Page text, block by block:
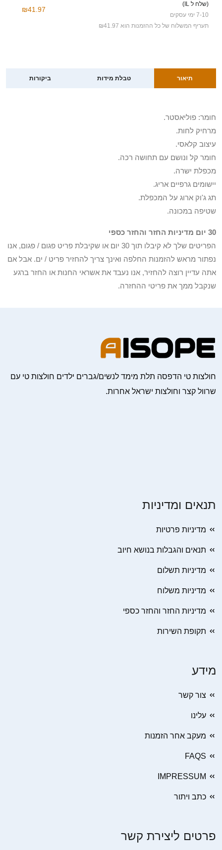
(שלח ל IL)
7-10 ימי עסקים
תעריף המשלוח של כל ההזמנות הוא ₪41.97
₪41.97
תיאור טבלת מידות ביקורות
חומר: פוליאסטר.
מרחיק לחות.
עיצוב קלאסי.
חומר קל ונושם עם תחושה רכה.
מכפלת ישרה.
יישומים גרפיים אריג.
תג ג'וק ארוג על המכפלת.
שטיפה במכונה.
30 יום מדיניות החזר והחזר כספי
הפריטים שלך לא קיבלו תוך 30 יום או שקיבלת פריט פגום / פגום, אנו
נפתור מראש להזמנות החלפה ואינך צריך להחזיר פריט / ים. אבל אם
אתה עדיין רוצה להחזיר, אנו נעבד את אשראי החנות או החזר ברגע
שנקבל ממך את פריטי ההחזרה.
חולצות טי הדפסה תלת מימד לנשים/גברים ילדים חולצות טי עם
שרוול קצר וחולצות ישראל אחרות.
תנאים ומדיניות
מדיניות פרטיות
תנאים והגבלות בנושא חיוב
מדיניות תשלום
מדיניות משלוח
מדיניות החזר והחזר כספי
תקופת השירות
מידע
צור קשר
עלינו
מעקב אחר הזמנות
FAQS
IMPRESSUM
כתב ויתור
פרטים ליצירת קשר